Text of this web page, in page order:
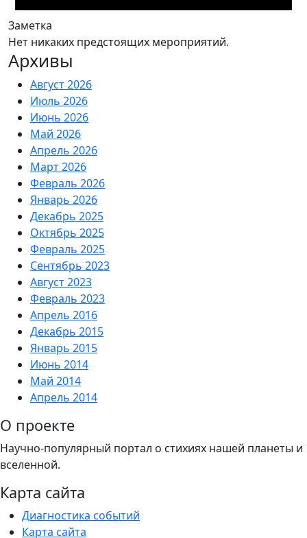
Заметка
Нет никаких предстоящих мероприятий.
Архивы
Август 2026
Июль 2026
Июнь 2026
Май 2026
Апрель 2026
Март 2026
Февраль 2026
Январь 2026
Декабрь 2025
Октябрь 2025
Февраль 2025
Сентябрь 2023
Август 2023
Февраль 2023
Апрель 2016
Декабрь 2015
Январь 2015
Июнь 2014
Май 2014
Апрель 2014
О проекте
Научно-популярный портал о стихиях нашей планеты и
вселенной.
Карта сайта
Диагностика событий
Карта сайта